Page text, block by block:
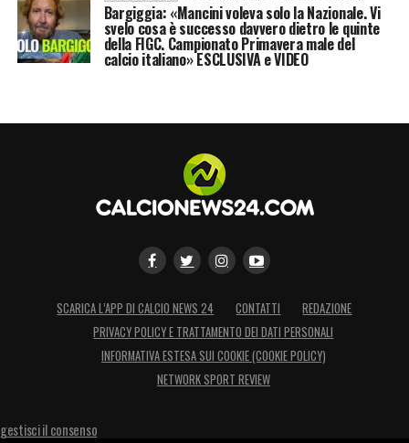
Bargiggia: «Mancini voleva solo la Nazionale. Vi
svelo cosa è successo davvero dietro le quinte
della FIGC. Campionato Primavera male del
calcio italiano» ESCLUSIVA e VIDEO
SCARICA L’APP DI CALCIO NEWS 24 CONTATTI
REDAZIONE
PRIVACY POLICY E TRATTAMENTO DEI DATI PERSONALI
INFORMATIVA ESTESA SUI COOKIE (COOKIE POLICY)
NETWORK SPORT REVIEW
gestisci il consenso